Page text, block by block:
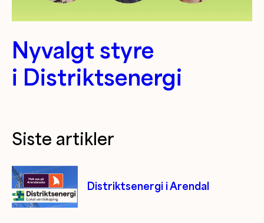
Nyvalgt styre
i Distriktsenergi
Siste artikler
Distriktsenergi i Arendal